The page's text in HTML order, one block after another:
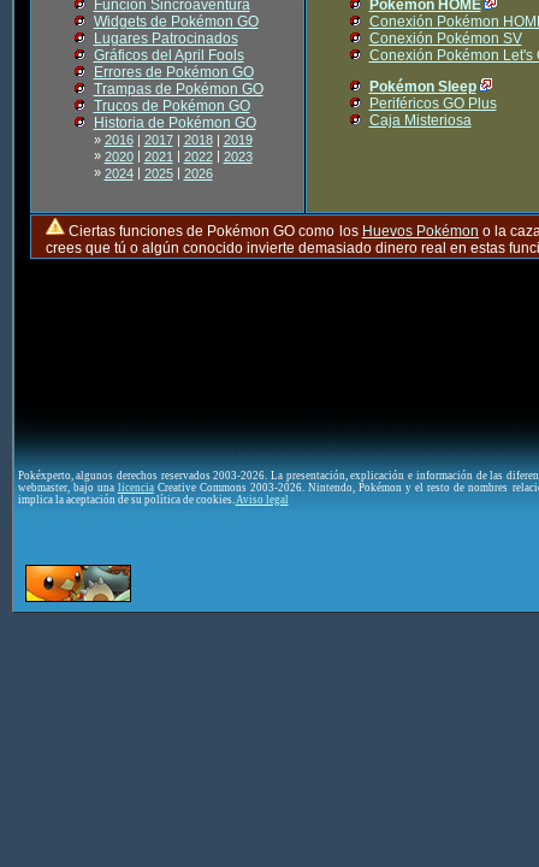
Función Sincroaventura
Widgets de Pokémon GO
Lugares Patrocinados
Gráficos del April Fools
Errores de Pokémon GO
Trampas de Pokémon GO
Trucos de Pokémon GO
Historia de Pokémon GO
» 2016| 2017| 2018| 2019
» 2020| 2021| 2022| 2023
» 2024| 2025| 2026
Pokémon HOME
Conexión Pokémon
Conexión Pokémon SV
Conexión Pokémon Let's
Pokémon Sleep
Periféricos GO Plus
Caja Misteriosa
Ciertas funciones de Pokémon GO como los Huevos Pokémon o la
crees que tú o algún conocido invierte demasiado dinero real en estas
Pokéxperto, algunos derechos reservados 2003-2026. La presentación, explicación e información de las
webmaster, bajo una licenciaCreative Commons 2003-2026. Nintendo, Pokémon y el resto de nombres
implica la aceptación de su política de cookies. Aviso legal